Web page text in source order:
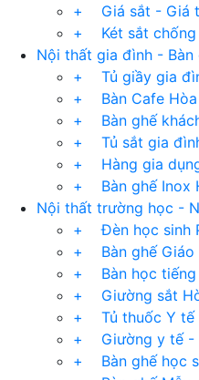
+ Giá sắt - Giá
+ Két sắt chống
Nội thất gia đình - Bàn
+ Tủ giầy gia
+ Bàn Cafe Hòa
+ Bàn ghế
+ Tủ sắt gia
+ Hàng gia
+ Bàn ghế Inox
Nội thất trường học -
+ Đèn học sinh
+ Bàn ghế Giáo
+ Bàn học tiếng
+ Giường sắt
+ Tủ thuốc Y tế
+ Giường y tế -
+ Bàn ghế học